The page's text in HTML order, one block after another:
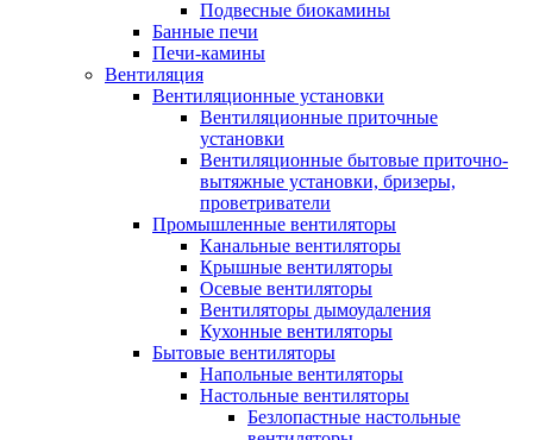
Подвесные биокамины
Банные печи
Печи-камины
Вентиляция
Вентиляционные установки
Вентиляционные приточные
установки
Вентиляционные бытовые приточно-
вытяжные установки, бризеры,
проветриватели
Промышленные вентиляторы
Канальные вентиляторы
Крышные вентиляторы
Осевые вентиляторы
Вентиляторы дымоудаления
Кухонные вентиляторы
Бытовые вентиляторы
Напольные вентиляторы
Настольные вентиляторы
Безлопастные настольные